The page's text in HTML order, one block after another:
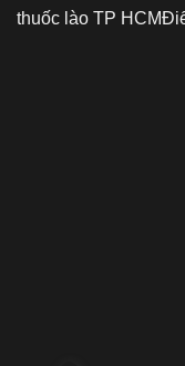
thuốc lào TP HCM